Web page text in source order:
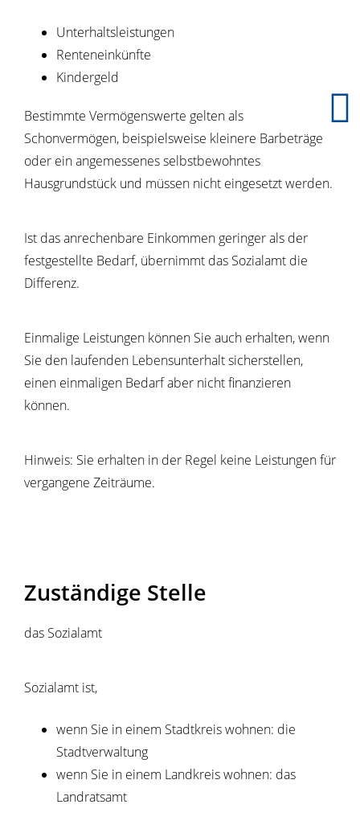
Unterhaltsleistungen
Renteneinkünfte
Kindergeld
Bestimmte Vermögenswerte gelten als
Schonvermögen, beispielsweise kleinere Barbeträge
oder ein angemessenes selbstbewohntes
Hausgrundstück und müssen nicht eingesetzt werden.
Ist das anrechenbare Einkommen geringer als der
festgestellte Bedarf, übernimmt das Sozialamt die
Differenz.
Einmalige Leistungen können Sie auch erhalten, wenn
Sie den laufenden Lebensunterhalt sicherstellen,
einen einmaligen Bedarf aber nicht finanzieren
können.
Hinweis: Sie erhalten in der Regel keine Leistungen für
vergangene Zeiträume.
Zuständige Stelle
das Sozialamt
Sozialamt ist,
wenn Sie in einem Stadtkreis wohnen: die
Stadtverwaltung
wenn Sie in einem Landkreis wohnen: das
Landratsamt